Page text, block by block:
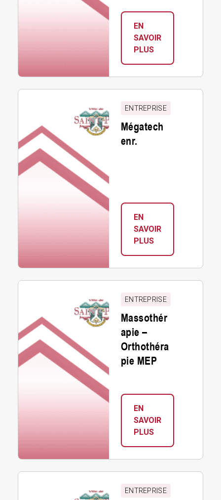
EN
SAVOIR
PLUS:
METS
Mégatech
ENTREPRISE
Mégatech
enr.
EN
SAVOIR
PLUS:
MÉGATECH
Massothérapie
MEP
ENTREPRISE
Massothér
apie –
Orthothéra
pie MEP
EN
SAVOIR
PLUS:
MASSOTHÉRAPIE
Marylène
ENTREPRISE